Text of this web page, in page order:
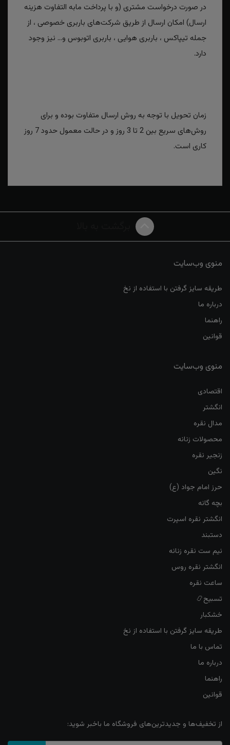
در صورت درخواست مشتری (و با پرداخت مابه التفاوت هزینه
ارسال) امکان ارسال از طریق شرکت‌های باربری خصوصی ، از
جمله تیپاکس ، باربری هوایی ، باربری اتوبوس و... نیز وجود
دارد.
زمان تحویل با توجه به روش ارسال متفاوت بوده و برای
روش‌های سریع بین 2 تا 3 روز و در حالت معمول حدود 7 روز
کاری است.
منوی وب‌سایت
طریقه سایز گرفتن با استفاده از نخ
درباره ما
راهنما
قوانین
منوی وب‌سایت
اقتصادی
انگشتر
مدال نقره
محصولات زنانه
زنجیر نقره
نگین
حرز امام جواد (ع)
بچه گانه
انگشتر نقره اسپرت
دستبند
نیم ست نقره زنانه
انگشتر نقره روس
ساعت نقره
تسبیح📿
خشکبار
طریقه سایز گرفتن با استفاده از نخ
تماس با ما
درباره ما
راهنما
قوانین
از تخفیف‌ها و جدیدترین‌های فروشگاه ما باخبر شوید: